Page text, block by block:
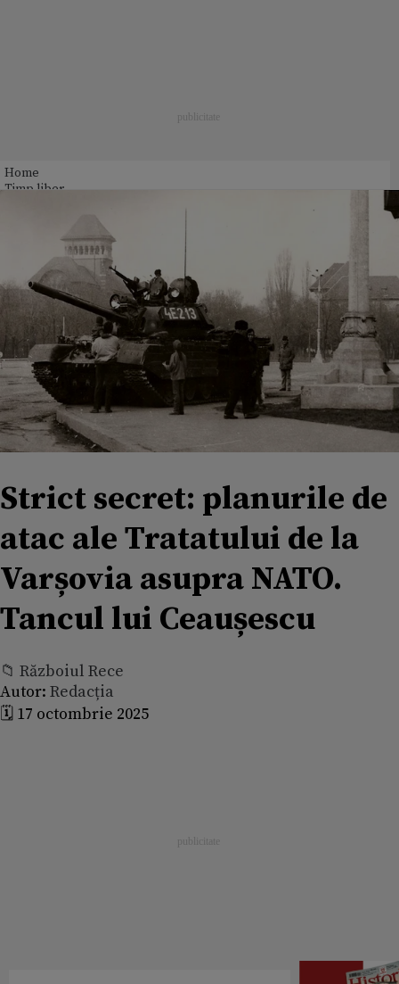
Home
Timp liber
Strict secret: planurile de
atac ale Tratatului de la
Varșovia asupra NATO.
Tancul lui Ceaușescu
📁 Războiul Rece
Autor: Redacția
🗓️ 17 octombrie 2025